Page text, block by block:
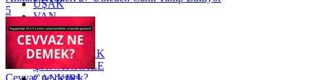
UŞAK
VAN
YALOVA
YOZGAT
ZONGULDAK
ÇANAKKALE
5
Cevvaz ne demek?